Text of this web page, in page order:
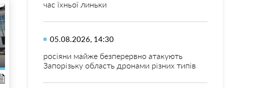
час їхньої линьки
05.08.2026, 14:30
росіяни майже безперервно атакують
Запорізьку область дронами різних типів